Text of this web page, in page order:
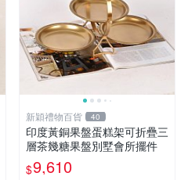
新穎禮物百貨 40
印度黃銅果盤蛋糕架可折疊三
層茶幾糖果盤別墅會所擺件
$9,610